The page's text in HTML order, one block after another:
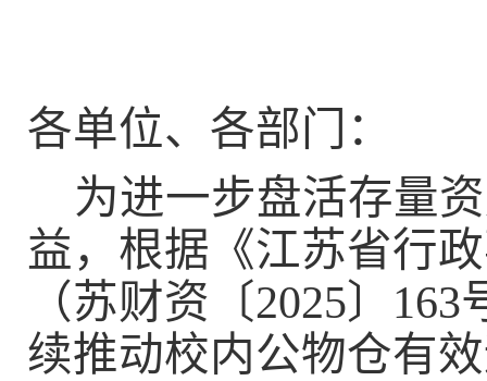
各单位、各部门：
为进一步盘活存量
益， 根据《江苏省行
（苏财资〔2025〕 163
续推动校内公物仓有